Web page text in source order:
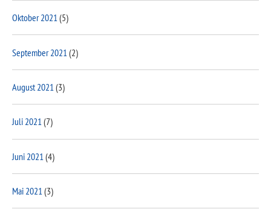
Oktober 2021(5)
September 2021 (2)
August 2021(3)
Juli 2021(7)
Juni 2021 (4)
Mai 2021(3)